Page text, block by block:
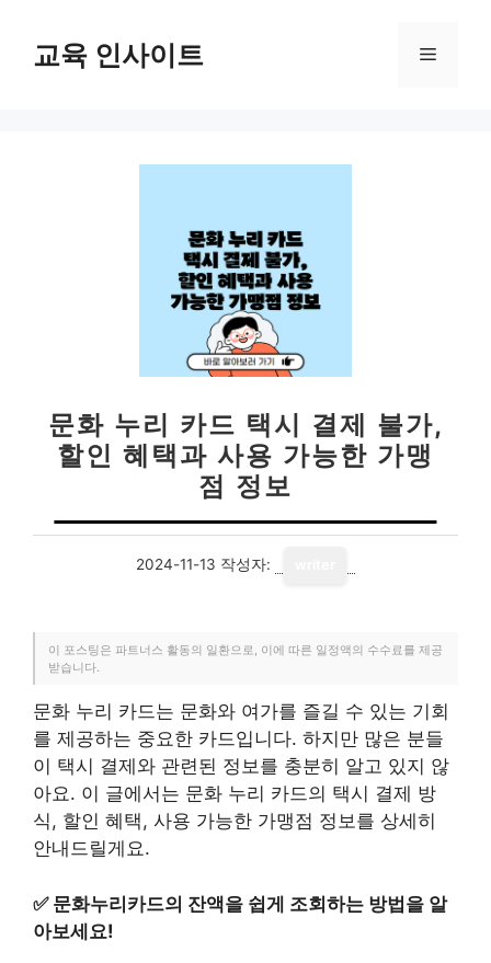
교육 인사이트 메
문화 누리 카드 택시 결제 불가,
할인 혜택과 사용 가능한 가맹
점 정보
2024-11-13 작성자:
이 포스팅은 파트너스 활동의 일환으로, 이에 따른 일정액의 수수료를 제공
받습니다.
문화 누리 카드는 문화와 여가를 즐길 수 있는 기회
를 제공하는 중요한 카드입니다. 하지만 많은 분들
이 택시 결제와 관련된 정보를 충분히 알고 있지 않
아요. 이 글에서는 문화 누리 카드의 택시 결제 방
식, 할인 혜택, 사용 가능한 가맹점 정보를 상세히
안내드릴게요.
✅ 문화누리카드의 잔액을 쉽게 조회하는 방법을 알
아보세요!